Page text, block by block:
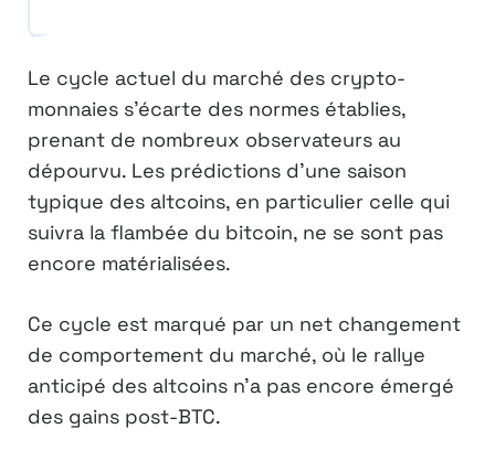
Le cycle actuel du marché des crypto-
monnaies s’écarte des normes établies,
prenant de nombreux observateurs au
dépourvu. Les prédictions d’une saison
typique des altcoins, en particulier celle qui
suivra la flambée du bitcoin, ne se sont pas
encore matérialisées.
Ce cycle est marqué par un net changement
de comportement du marché, où le rallye
anticipé des altcoins n’a pas encore émergé
des gains post-BTC.